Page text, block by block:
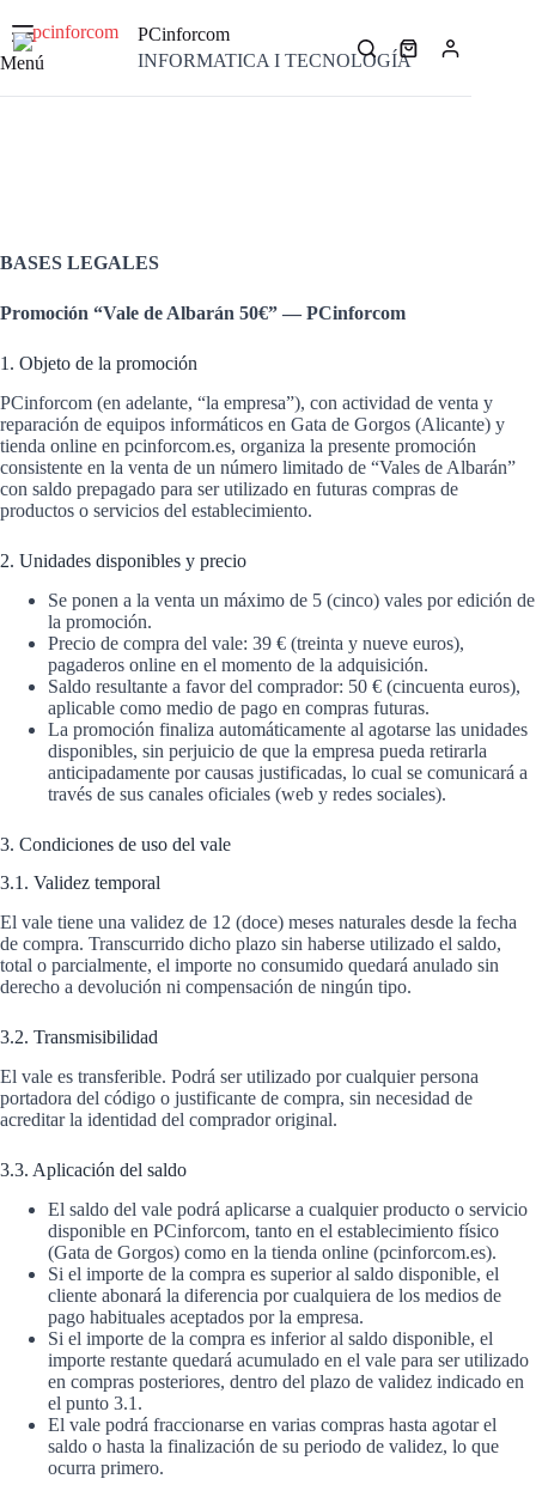
contenido
Menú
PCinforcom
INFORMATICA I TECNOLOGÍACarro
compra
BASES LEGALES
Promoción “Vale de Albarán 50€” — PCinforcom
1. Objeto de la promoción
PCinforcom (en adelante, “la empresa”), con actividad de venta y
reparación de equipos informáticos en Gata de Gorgos (Alicante) y
tienda online en pcinforcom.es, organiza la presente promoción
consistente en la venta de un número limitado de “Vales de Albarán”
con saldo prepagado para ser utilizado en futuras compras de
productos o servicios del establecimiento.
2. Unidades disponibles y precio
Se ponen a la venta un máximo de 5 (cinco) vales por edición de
la promoción.
Precio de compra del vale: 39 € (treinta y nueve euros),
pagaderos online en el momento de la adquisición.
Saldo resultante a favor del comprador: 50 € (cincuenta euros),
aplicable como medio de pago en compras futuras.
La promoción finaliza automáticamente al agotarse las unidades
disponibles, sin perjuicio de que la empresa pueda retirarla
anticipadamente por causas justificadas, lo cual se comunicará a
través de sus canales oficiales (web y redes sociales).
3. Condiciones de uso del vale
3.1. Validez temporal
El vale tiene una validez de 12 (doce) meses naturales desde la fecha
de compra. Transcurrido dicho plazo sin haberse utilizado el saldo,
total o parcialmente, el importe no consumido quedará anulado sin
derecho a devolución ni compensación de ningún tipo.
3.2. Transmisibilidad
El vale es transferible. Podrá ser utilizado por cualquier persona
portadora del código o justificante de compra, sin necesidad de
acreditar la identidad del comprador original.
3.3. Aplicación del saldo
El saldo del vale podrá aplicarse a cualquier producto o servicio
disponible en PCinforcom, tanto en el establecimiento físico
(Gata de Gorgos) como en la tienda online (pcinforcom.es).
Si el importe de la compra es superior al saldo disponible, el
cliente abonará la diferencia por cualquiera de los medios de
pago habituales aceptados por la empresa.
Si el importe de la compra es inferior al saldo disponible, el
importe restante quedará acumulado en el vale para ser utilizado
en compras posteriores, dentro del plazo de validez indicado en
el punto 3.1.
El vale podrá fraccionarse en varias compras hasta agotar el
saldo o hasta la finalización de su periodo de validez, lo que
ocurra primero.